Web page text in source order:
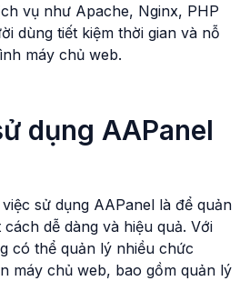
vụ như Apache, Nginx, PHP
dùng tiết kiệm thời gian và nỗ
máy chủ web.
dụng AAPanel
sử dụng AAPanel là để quản
dễ dàng và hiệu quả. Với
có thể quản lý nhiều chức
máy chủ web, bao gồm quản lý